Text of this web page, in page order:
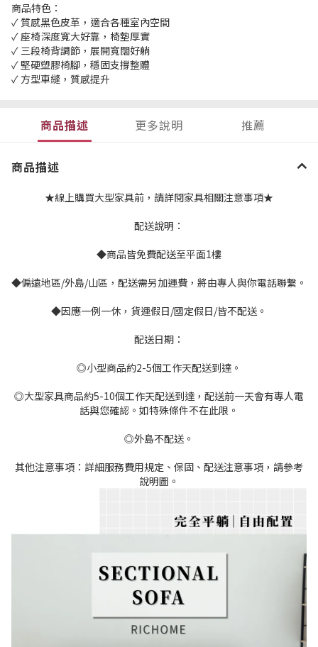
商品特色：
✓ 質感黑色皮革，適合各種室內空間
✓ 座椅深度寬大好靠，椅墊厚實
✓ 三段椅背調節，展開寬闊好躺
✓ 堅硬塑膠椅腳，穩固支撐整體
✓ 方型車縫，質感提升
商品描述 更多說明 推薦
商品描述
★線上購買大型家具前，請詳閱家具相關注意事項★
配送說明：
◆商品皆免費配送至平面1樓
◆偏遠地區/外島/山區，配送需另加運費，將由專人與你電話聯繫。
◆因應一例一休，貨運假日/國定假日/皆不配送。
配送日期：
◎小型商品約2-5個工作天配送到達。
◎大型家具商品約5-10個工作天配送到達，配送前一天會有專人電
話與您確認。如特殊條件不在此限。
◎外島不配送。
其他注意事項：詳細服務費用規定、保固、配送注意事項，請參考
說明圖。